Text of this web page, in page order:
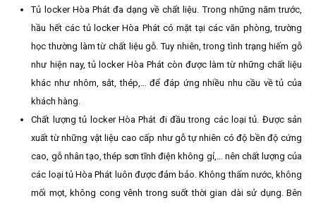
Tủ locker Hòa Phát đa dạng về chất liệu. Trong những năm trước,
hầu hết các tủ locker Hòa Phát có mặt tại các văn phòng, trường
học thường làm từ chất liệu gỗ. Tuy nhiên, trong tình trạng hiếm gỗ
như hiện nay, tủ locker Hòa Phát còn được làm từ những chất liệu
khác như nhôm, sắt, thép,… để đáp ứng nhiều nhu cầu về tủ của
khách hàng.
Chất lượng tủ locker Hòa Phát đi đầu trong các loại tủ. Được sản
xuất từ những vật liệu cao cấp như gỗ tự nhiên có độ bền độ cứng
cao, gỗ nhân tạo, thép sơn tĩnh điện không gỉ,… nên chất lượng của
các loại tủ Hòa Phát luôn được đảm bảo. Không thấm nước, không
mối mọt, không cong vênh trong suốt thời gian dài sử dụng. Bên